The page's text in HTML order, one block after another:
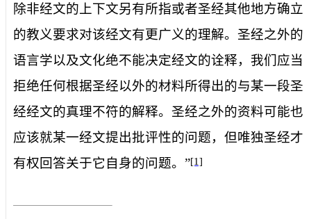
除非经文的上下文另有所指或者圣经其他地方确立
的教义要求对该经文有更广义的理解。圣经之外的
语言学以及文化绝不能决定经文的诠释，我们应当
拒绝任何根据圣经以外的材料所得出的与某一段圣
经经文的真理不符的解释。圣经之外的资料可能也
应该就某一经文提出批评性的问题，但唯独圣经才
有权回答关于它自身的问题。”[1]